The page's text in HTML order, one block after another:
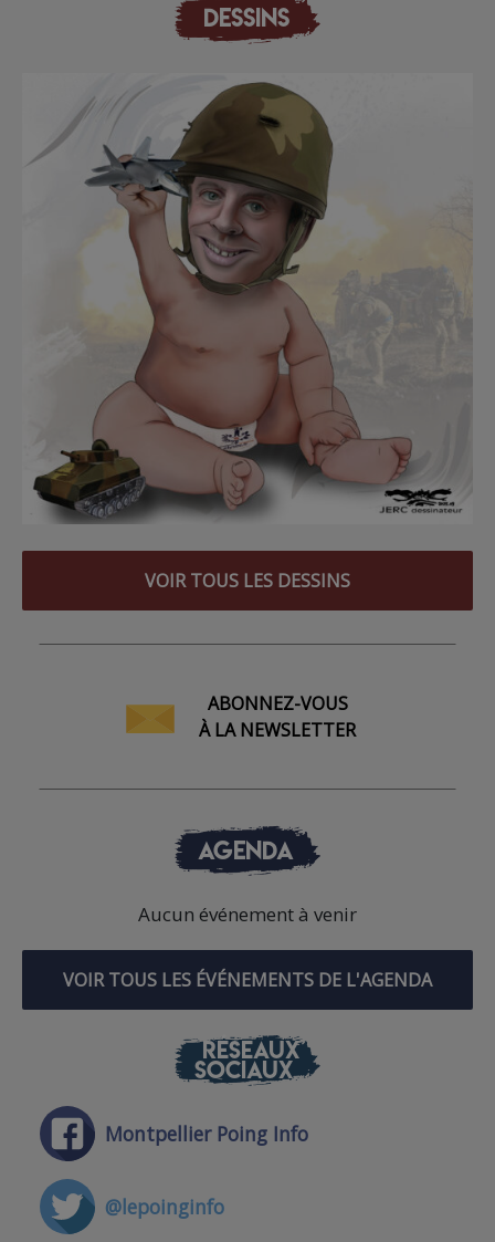
DESSINS
VOIR TOUS LES DESSINS
ABONNEZ-VOUS
À LA NEWSLETTER
AGENDA
Aucun événement à venir
VOIR TOUS LES ÉVÉNEMENTS DE L'AGENDA
RÉSEAUX
SOCIAUX
Montpellier Poing Info
@lepoinginfo